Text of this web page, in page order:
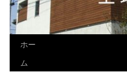
ホー
ム